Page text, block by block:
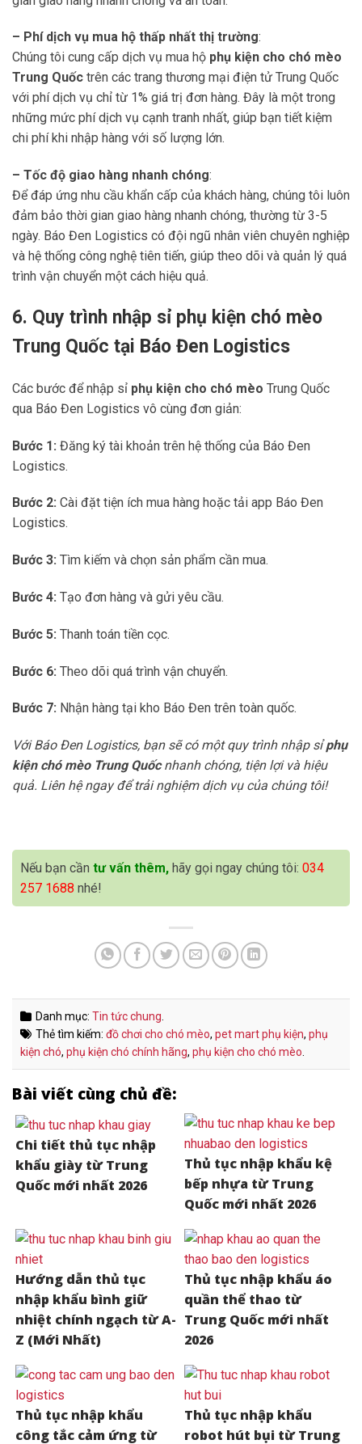
– Phí dịch vụ mua hộ thấp nhất thị trường:
Chúng tôi cung cấp dịch vụ mua hộ phụ kiện cho chó mèo
Trung Quốc trên các trang thương mại điện tử Trung Quốc
với phí dịch vụ chỉ từ 1% giá trị đơn hàng. Đây là một trong
những mức phí dịch vụ cạnh tranh nhất, giúp bạn tiết kiệm
chi phí khi nhập hàng với số lượng lớn.
– Tốc độ giao hàng nhanh chóng:
Để đáp ứng nhu cầu khẩn cấp của khách hàng, chúng tôi luôn
đảm bảo thời gian giao hàng nhanh chóng, thường từ 3-5
ngày. Báo Đen Logistics có đội ngũ nhân viên chuyên nghiệp
và hệ thống công nghệ tiên tiến, giúp theo dõi và quản lý quá
trình vận chuyển một cách hiệu quả.
6. Quy trình nhập sỉ phụ kiện chó mèo
Trung Quốc tại Báo Đen Logistics
Các bước để nhập sỉ phụ kiện cho chó mèo Trung Quốc
qua Báo Đen Logistics vô cùng đơn giản:
Bước 1: Đăng ký tài khoản trên hệ thống của Báo Đen
Logistics.
Bước 2: Cài đặt tiện ích mua hàng hoặc tải app Báo Đen
Logistics.
Bước 3: Tìm kiếm và chọn sản phẩm cần mua.
Bước 4: Tạo đơn hàng và gửi yêu cầu.
Bước 5: Thanh toán tiền cọc.
Bước 6: Theo dõi quá trình vận chuyển.
Bước 7: Nhận hàng tại kho Báo Đen trên toàn quốc.
Với Báo Đen Logistics, bạn sẽ có một quy trình nhập sỉphụ
kiện chó mèo Trung Quốcnhanh chóng, tiện lợi và hiệu
quả. Liên hệ ngay để trải nghiệm dịch vụ của chúng tôi!
Nếu bạn cần tư vấn thêm, hãy gọi ngay chúng tôi: 034
257 1688 nhé!
Danh mục: Tin tức chung
Thẻ tìm kiếm: đồ chơi cho chó mèo, pet mart phụ kiện, phụ
kiện chó, phụ kiện chó chính hãng, phụ kiện cho chó mèo
Bài viết cùng chủ đề:
Chi tiết thủ tục nhập
khẩu giày từ Trung
Quốc mới nhất 2026
Thủ tục nhập khẩu kệ
bếp nhựa từ Trung
Quốc mới nhất 2026
Hướng dẫn thủ tục
nhập khẩu bình giữ
nhiệt chính ngạch từ A-
Z (Mới Nhất)
Thủ tục nhập khẩu áo
quần thể thao từ
Trung Quốc mới nhất
2026
Thủ tục nhập khẩu
công tắc cảm ứng từ
Thủ tục nhập khẩu
robot hút bụi từ Trung